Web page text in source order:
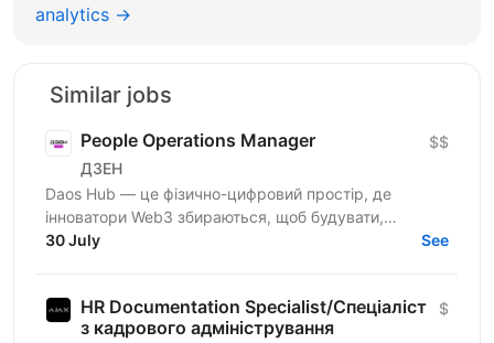
analytics →
Similar jobs
People Operations Manager
ДЗЕН
$$
Daos Hub — це фізично-цифровий простір, де
інноватори Web3 збираються, щоб будувати,
співпрацювати та розвиватися. Наш флагманський
30 July See
HR Documentation Specialist/Спеціаліст
з кадрового адміністрування
$